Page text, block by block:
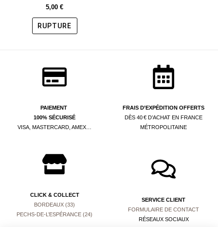
5,00 €
RUPTURE
PAIEMENT
100% SÉCURISÉ
VISA, MASTERCARD, AMEX…
FRAIS D’EXPÉDITION OFFERTS
DÈS 40 € D’ACHAT EN FRANCE
MÉTROPOLITAINE
CLICK & COLLECT
BORDEAUX (33)
PECHS-DE-L’ESPÉRANCE (24)
SERVICE CLIENT
FORMULAIRE DE CONTACT
RÉSEAUX SOCIAUX